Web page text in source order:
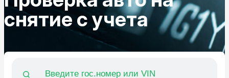
снятие с учета